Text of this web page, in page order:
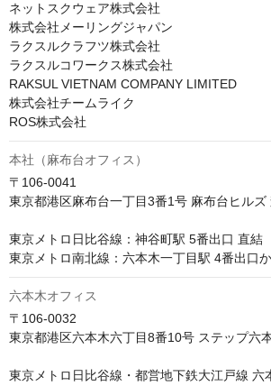
ネットスクウェア株式会社
株式会社メーリングジャパン
ラクスルクラフツ株式会社
ラクスルコワークス株式会社
RAKSUL VIETNAM COMPANY LIMITED
株式会社チームライク
ROS株式会社
本社（麻布台オフィス）
〒106-0041
東京都港区麻布台一丁目3番1号 麻布台ヒル
東京メトロ日比谷線：神谷町駅 5番出口 直結
東京メトロ南北線：六本木一丁目駅 4番出口
六本木オフィス
〒106-0032
東京都港区六本木六丁目8番10号 ステップ六
東京メトロ日比谷線・都営地下鉄大江戸線 六